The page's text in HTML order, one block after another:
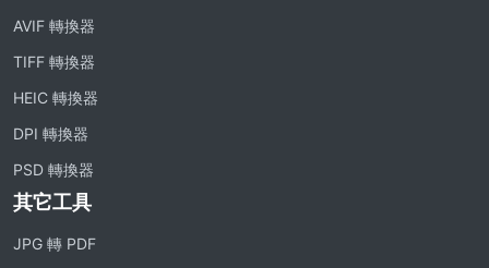
AVIF 轉換器
TIFF 轉換器
HEIC 轉換器
DPI 轉換器
PSD 轉換器
其它工具
JPG 轉 PDF